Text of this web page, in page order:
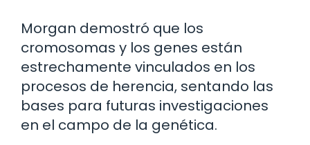
Morgan demostró que los
cromosomas y los genes están
estrechamente vinculados en los
procesos de herencia, sentando las
bases para futuras investigaciones
en el campo de la genética.